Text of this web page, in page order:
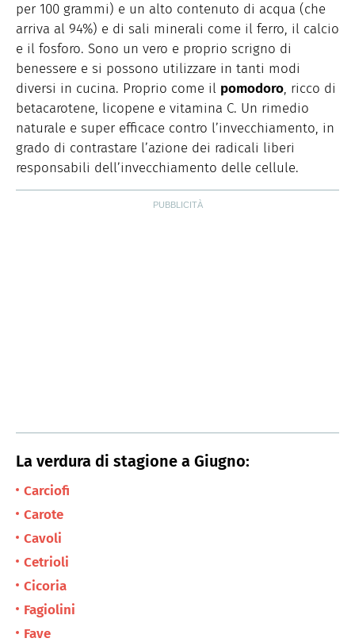
per 100 grammi) e un alto contenuto di acqua (che
arriva al 94%) e di sali minerali come il ferro, il calcio
e il fosforo. Sono un vero e proprio scrigno di
benessere e si possono utilizzare in tanti modi
diversi in cucina. Proprio come il pomodoro, ricco di
betacarotene, licopene e vitamina C. Un rimedio
naturale e super efficace contro l’invecchiamento, in
grado di contrastare l’azione dei radicali liberi
responsabili dell’invecchiamento delle cellule.
La verdura di stagione a Giugno:
Carciofi
Carote
Cavoli
Cetrioli
Cicoria
Fagiolini
Fave